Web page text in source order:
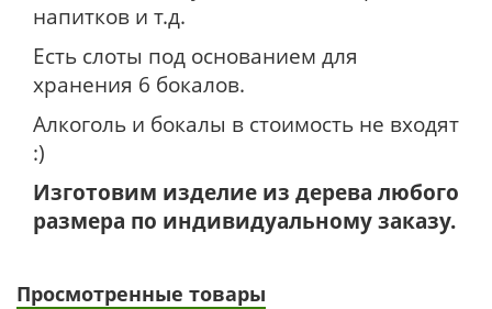
напитков и т.д.
Есть слоты под основанием для
хранения 6 бокалов.
Алкоголь и бокалы в стоимость не входят
:)
Изготовим изделие из дерева любого
размера по индивидуальному заказу.
Просмотренные товары